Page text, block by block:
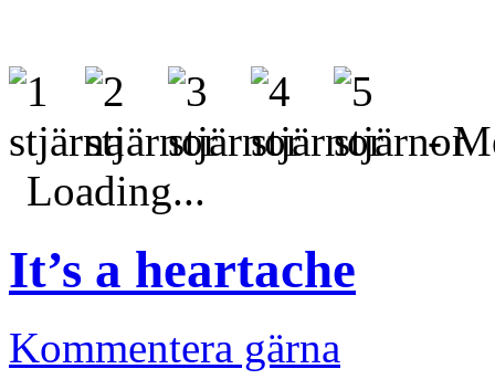
-
Loading...
It’s a heartache
Kommentera gärna